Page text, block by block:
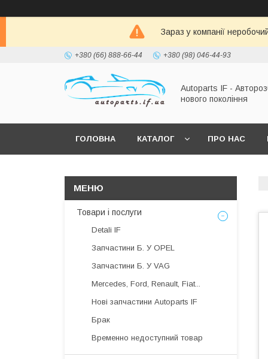
Зараз у компанії
+380 (66) 888-66-44 +380 (98) 046-44-93
Autoparts IF -
нового покоління
ГОЛОВНА КАТАЛОГ ПРО НАС
Товари і послуги
Detali IF
Запчастини Б. У OPEL
Запчастини Б. У VAG
Mercedes, Ford, Renault, Fiat...
Нові запчастини Autoparts IF
Брак
Временно недоступний товар